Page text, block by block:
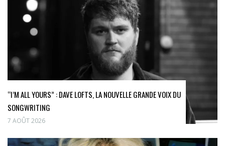
“I’M ALL YOURS” : DAVE LOFTS, LA NOUVELLE GRANDE VOIX DU
SONGWRITING
7 AOÛT 2026